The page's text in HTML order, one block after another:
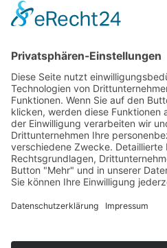
KATEGORIEN
Altersvorsorge
Gerichtsurteile
Gesundheit und Beruf
Haus
KFZ
Recht
Schadenspraxis
Tiere